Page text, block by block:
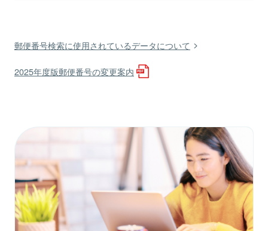
郵便番号検索に使用されているデータについて
2025年度版郵便番号の変更案内